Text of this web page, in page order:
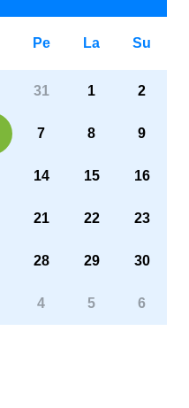
Pe La Su
31 1 2
7 8 9
14 15 16
21 22 23
28 29 30
4 5 6